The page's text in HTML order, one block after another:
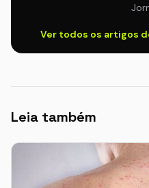
Ver todos os artigos
Leia também